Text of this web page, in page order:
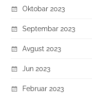
Oktobar 2023
Septembar 2023
Avgust 2023
Jun 2023
Februar 2023